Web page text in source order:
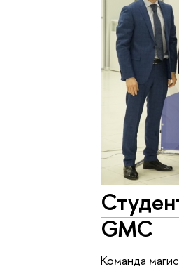
GMC
Команда